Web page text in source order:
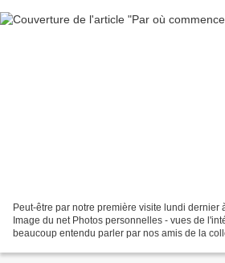
Peut-être par notre première visite lundi dernier
Image du net Photos personnelles - vues de l'intérieur.
beaucoup entendu parler par nos amis de la